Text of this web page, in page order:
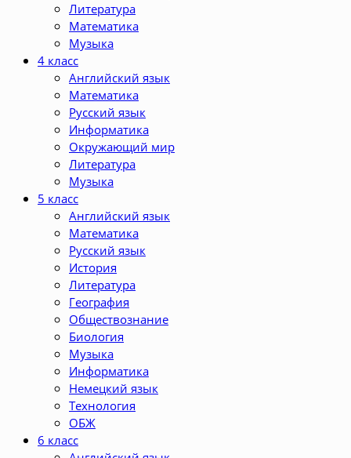
Литература
Математика
Музыка
4 класс
Английский язык
Математика
Русский язык
Информатика
Окружающий мир
Литература
Музыка
5 класс
Английский язык
Математика
Русский язык
История
Литература
География
Обществознание
Биология
Музыка
Информатика
Немецкий язык
Технология
ОБЖ
6 класс